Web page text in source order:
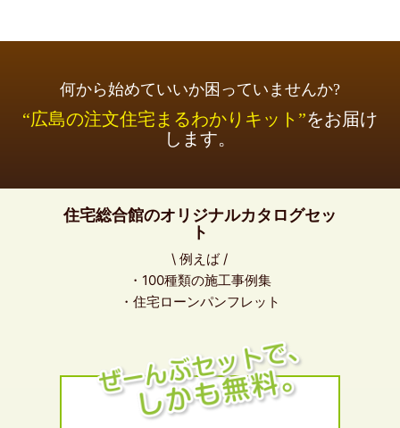
何から始めていいか困っていませんか?
“広島の注文住宅まるわかりキット”をお届け
します。
住宅総合館のオリジナルカタログセッ
ト
\ 例えば /
・100種類の施工事例集
・住宅ローンパンフレット